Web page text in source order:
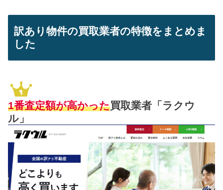
訳あり物件の買取業者の特徴をまとめま
した
1番査定額が高かった買取業者「ラクウ
ル」